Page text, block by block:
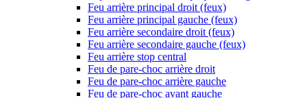
Feu arrière principal droit (feux)
Feu arrière principal gauche (feux)
Feu arrière secondaire droit (feux)
Feu arrière secondaire gauche (feux)
Feu arrière stop central
Feu de pare-choc arrière droit
Feu de pare-choc arrière gauche
Feu de pare-choc avant gauche